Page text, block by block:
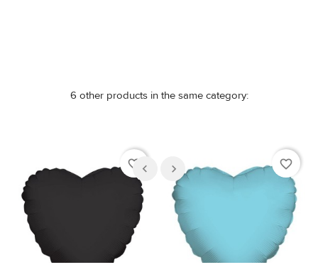
6 other products in the same category:
favorite_border favorite_border